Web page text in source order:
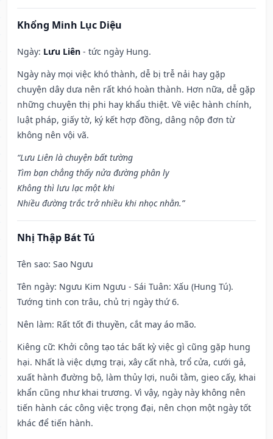
Khổng Minh Lục Diệu
Ngày: Lưu Liên - tức ngày Hung.
Ngày này mọi việc khó thành, dễ bị trễ nải hay gặp
chuyện dây dưa nên rất khó hoàn thành. Hơn nữa, dễ gặp
những chuyện thị phi hay khẩu thiệt. Về việc hành chính,
luật pháp, giấy tờ, ký kết hợp đồng, dâng nộp đơn từ
không nên vội vã.
“Lưu Liên là chuyện bất tường
Tìm bạn chẳng thấy nửa đường phân ly
Không thì lưu lạc một khi
Nhiều đường trắc trở nhiều khi nhọc nhằn.”
Nhị Thập Bát Tú
Tên sao: Sao Ngưu
Tên ngày: Ngưu Kim Ngưu - Sái Tuân: Xấu (Hung Tú).
Tướng tinh con trâu, chủ trị ngày thứ 6.
Nên làm: Rất tốt đi thuyền, cắt may áo mão.
Kiêng cữ: Khởi công tạo tác bất kỳ việc gì cũng gặp hung
hại. Nhất là việc dựng trại, xây cất nhà, trổ cửa, cưới gả,
xuất hành đường bộ, làm thủy lợi, nuôi tằm, gieo cấy, khai
khẩn cũng như khai trương. Vì vậy, ngày này không nên
tiến hành các công việc trọng đại, nên chọn một ngày tốt
khác để tiến hành.